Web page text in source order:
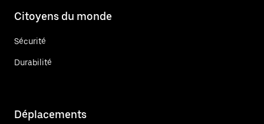
Citoyens du monde
Sécurité
Durabilité
Déplacements